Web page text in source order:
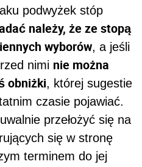
podwyżek stóp
należy, że ze stopą
wyborów, a jeśli
nimi nie można
obniżki, której sugestie
czasie pojawiać.
przełożyć się na
się w stronę
terminem do jej